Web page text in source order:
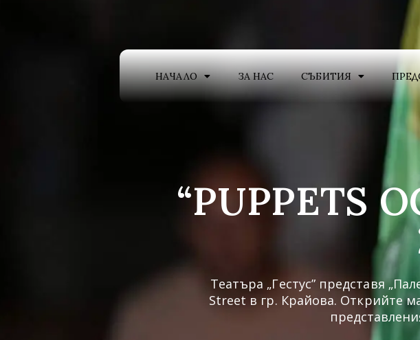
НАЧАЛО ЗА НАС СЪБИТИЯ
“PUPPETS
Театъра „Гестус” представя
Street в гр. Крайова. Открийте